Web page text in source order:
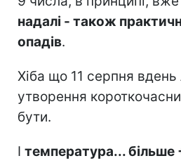
надалі - також
опадів.
Хіба що 11 серпня вдень
утворення
бути.
І температура... більше